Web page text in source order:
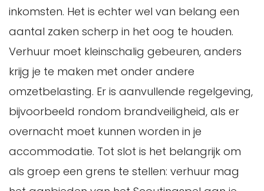
inkomsten. Het is echter wel van belang een
aantal zaken scherp in het oog te houden.
Verhuur moet kleinschalig gebeuren, anders
krijg je te maken met onder andere
omzetbelasting. Er is aanvullende regelgeving,
bijvoorbeeld rondom brandveiligheid, als er
overnacht moet kunnen worden in je
accommodatie. Tot slot is het belangrijk om
als groep een grens te stellen: verhuur mag